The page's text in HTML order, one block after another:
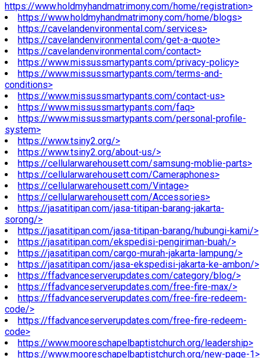
https://www.holdmyhandmatrimony.com/home/registration>
https://www.holdmyhandmatrimony.com/home/blogs>
https://cavelandenvironmental.com/services>
https://cavelandenvironmental.com/get-a-quote>
https://cavelandenvironmental.com/contact>
https://www.missussmartypants.com/privacy-policy>
https://www.missussmartypants.com/terms-and-
conditions>
https://www.missussmartypants.com/contact-us>
https://www.missussmartypants.com/faq>
https://www.missussmartypants.com/personal-profile-
system>
https://www.tsiny2.org/>
https://www.tsiny2.org/about-us/>
https://cellularwarehousett.com/samsung-moblie-parts>
https://cellularwarehousett.com/Cameraphones>
https://cellularwarehousett.com/Vintage>
https://cellularwarehousett.com/Accessories>
https://jasatitipan.com/jasa-titipan-barang-jakarta-
sorong/>
https://jasatitipan.com/jasa-titipan-barang/hubungi-kami/>
https://jasatitipan.com/ekspedisi-pengiriman-buah/>
https://jasatitipan.com/cargo-murah-jakarta-lampung/>
https://jasatitipan.com/jasa-ekspedisi-jakarta-ke-ambon/>
https://ffadvanceserverupdates.com/category/blog/>
https://ffadvanceserverupdates.com/free-fire-max/>
https://ffadvanceserverupdates.com/free-fire-redeem-
code/>
https://ffadvanceserverupdates.com/free-fire-redeem-
code>
https://www.mooreschapelbaptistchurch.org/leadership>
https://www.mooreschapelbaptistchurch.org/new-page-1>